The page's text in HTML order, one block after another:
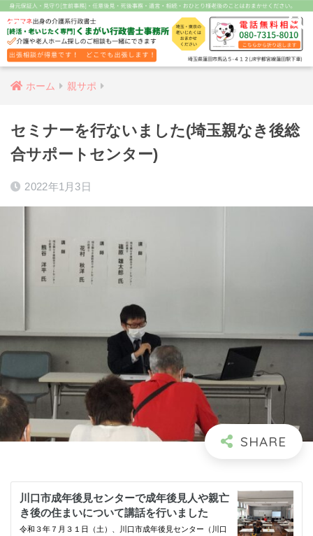
ホーム 親サポ
セミナーを行ないました(埼玉親なき後総
合サポートセンター)
2022年1月3日